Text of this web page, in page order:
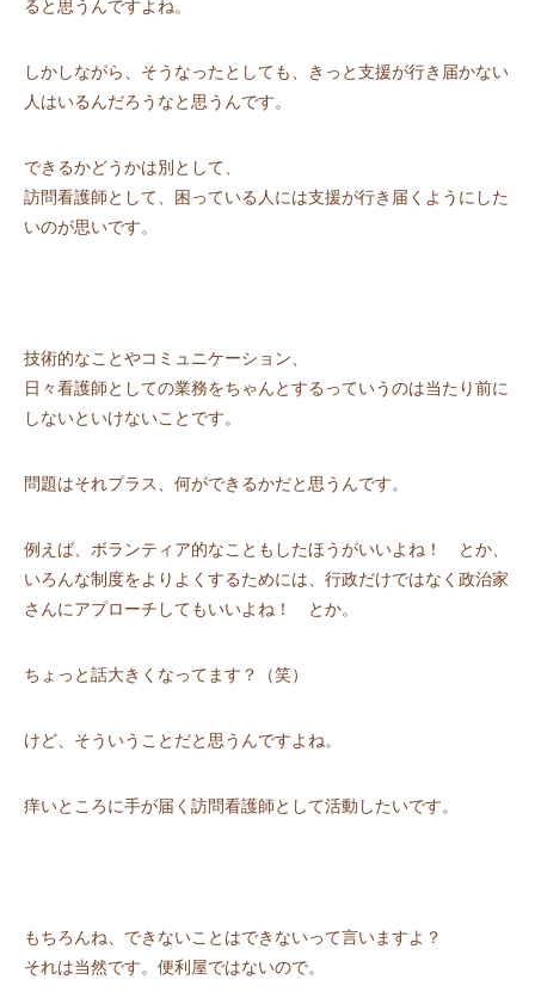
ると思うんですよね。
しかしながら、そうなったとしても、きっと支援が行き届かない
人はいるんだろうなと思うんです。
できるかどうかは別として、
訪問看護師として、困っている人には支援が行き届くようにした
いのが思いです。
技術的なことやコミュニケーション、
日々看護師としての業務をちゃんとするっていうのは当たり前に
しないといけないことです。
問題はそれプラス、何ができるかだと思うんです。
例えば、ボランティア的なこともしたほうがいいよね！ とか、
いろんな制度をよりよくするためには、行政だけではなく政治家
さんにアプローチしてもいいよね！ とか。
ちょっと話大きくなってます？（笑）
けど、そういうことだと思うんですよね。
痒いところに手が届く訪問看護師として活動したいです。
もちろんね、できないことはできないって言いますよ？
それは当然です。便利屋ではないので。